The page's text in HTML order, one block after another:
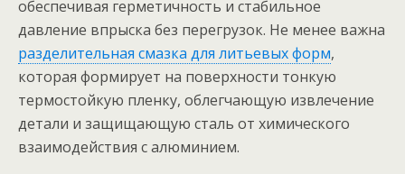
обеспечивая герметичность и стабильное
давление впрыска без перегрузок. Не менее важна
разделительная смазка для литьевых форм,
которая формирует на поверхности тонкую
термостойкую пленку, облегчающую извлечение
детали и защищающую сталь от химического
взаимодействия с алюминием.